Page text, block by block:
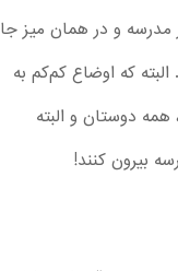
و در همان میز جا
که اوضاع کم‌کم به
دوستان و البته
بیرون کنند!